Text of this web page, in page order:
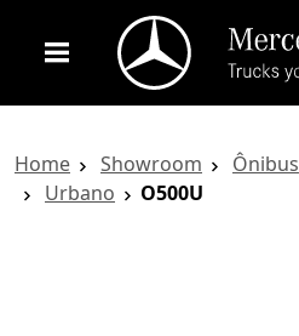
Home Showroom Ônibus
Urbano
O500U